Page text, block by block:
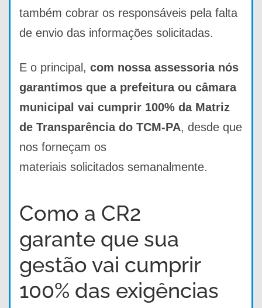
também cobrar os responsáveis pela falta
de envio das informações solicitadas.
E o principal, com nossa assessoria nós
garantimos que a prefeitura ou câmara
municipal vai cumprir 100% da Matriz
de Transparência do TCM-PA, desde que
nos forneçam os
materiais solicitados semanalmente.
Como a CR2
garante que sua
gestão vai cumprir
100% das exigências